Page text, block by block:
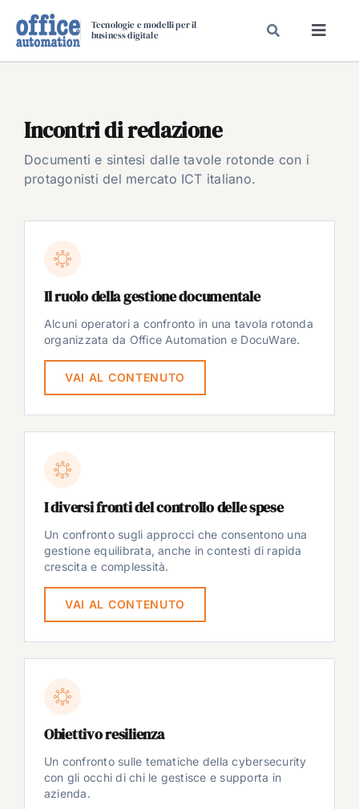
Tecnologie e modelli per il
business digitale
TAVOLE ROTONDE DI REDAZIONE
DAL MERCATO
VIDEO
EVENTI
Incontri di redazione
Documenti e sintesi dalle tavole rotonde con i
protagonisti del mercato ICT italiano.
Il ruolo della gestione documentale
Alcuni operatori a confronto in una tavola rotonda
organizzata da Office Automation e DocuWare.
VAI AL CONTENUTO
I diversi fronti del controllo delle spese
Un confronto sugli approcci che consentono una
gestione equilibrata, anche in contesti di rapida
crescita e complessità.
VAI AL CONTENUTO
Obiettivo resilienza
Un confronto sulle tematiche della cybersecurity
con gli occhi di chi le gestisce e supporta in
azienda.